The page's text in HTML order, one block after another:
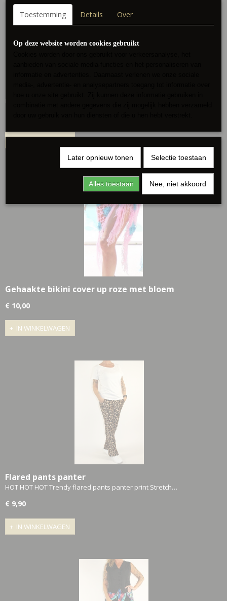
Gehaakte bikini cover up roze met bloem
€ 10,00
IN WINKELWAGEN
Flared pants panter
HOT HOT HOT Trendy flared pants panter print Stretch…
€ 9,90
IN WINKELWAGEN
Toestemming Details Over
Op deze website worden cookies gebruikt
Later opnieuw tonen Selectie toestaan
Alles toestaan Nee, niet akkoord